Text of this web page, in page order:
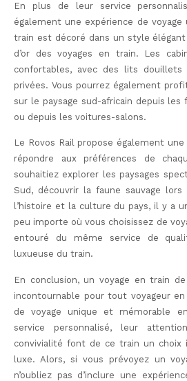
En plus de leur service
également une expérience de
train est décoré dans un style
d’or des voyages en train. Les
confortables, avec des lits
privées. Vous pourrez également
sur le paysage sud-africain depuis
ou depuis les voitures-salons.
Le Rovos Rail propose également
répondre aux préférences de
souhaitiez explorer les paysages
Sud, découvrir la faune sauvage lors
l’histoire et la culture du pays, il y a
peu importe où vous choisissez de
entouré du même service de
luxueuse du train.
En conclusion, un voyage en train
incontournable pour tout voyageur en
de voyage unique et mémorable
service personnalisé, leur
convivialité font de ce train un choix
luxe. Alors, si vous prévoyez un
n’oubliez pas d’inclure une